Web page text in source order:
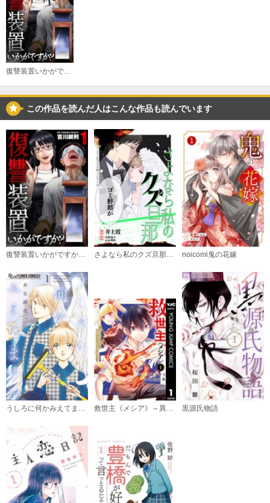
５
必要ポイント：120
購入する
６
必要ポイント：120
購入する
７
必要ポイント：120
購入する
８
必要ポイント：120
購入する
９
必要ポイント：120
必要ポイント：120
復讐装置いかがですか？【単行本版】
この作品を読んだ人はこんな作品も読んでいます
復讐装置いかがですか？【単行本版】 さよなら私のクズ旦那 プチキス noicomi鬼の花嫁
うしろに何かみえてますが 救世主《メシア》～異世界を救った元勇者が魔物のあふれる現実世界を無双する～ 黒源氏物語